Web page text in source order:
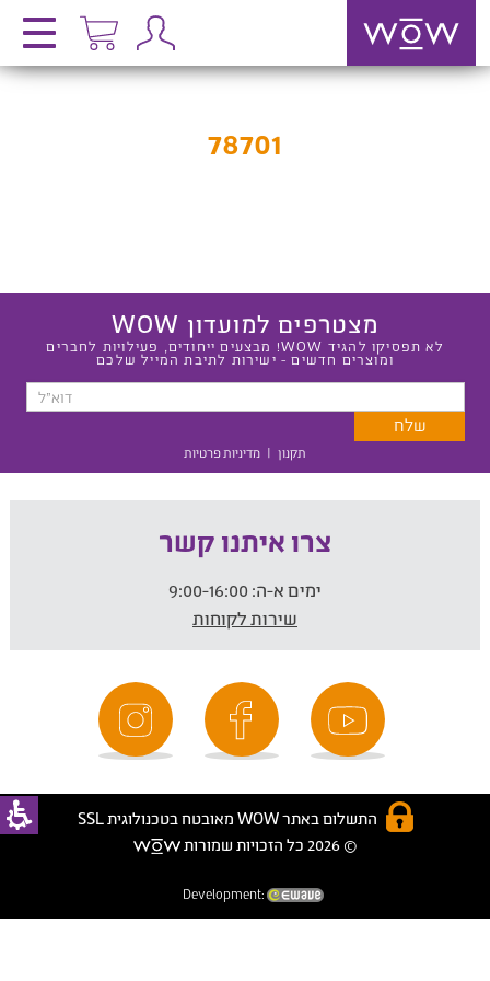
78701
מצטרפים למועדון WOW
לא תפסיקו להגיד WOW! מבצעים ייחודים, פעילויות לחברים
ומוצרים חדשים - ישירות לתיבת המייל שלכם
תקנון | מדיניות פרטיות
צרו איתנו קשר
ימים א-ה:
שירות לקוחות
התשלום באתר WOW מאובטח בטכנולוגית SSL
© 2026 כל הזכויות שמורות
Development: